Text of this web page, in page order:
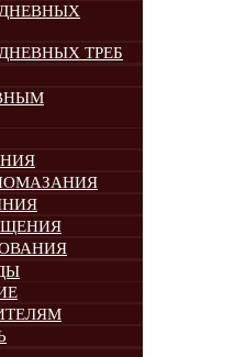
ТРЕБ